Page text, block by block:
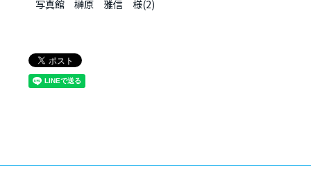
写真館 榊原 雅信 様(2)